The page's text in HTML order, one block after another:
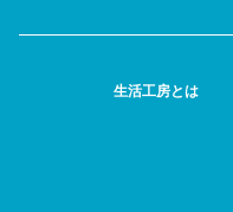
生活工房とは